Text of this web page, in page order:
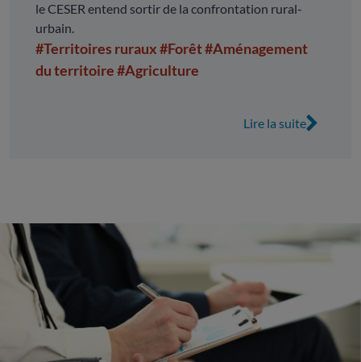
le CESER entend sortir de la confrontation rural-
urbain.
#Territoires ruraux#Forêt#Aménagement
du territoire#Agriculture
Lire la suite